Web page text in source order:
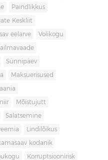
Paindlikkus
Keskliit
eelarve Volikogu
Sünnipäev
Maksuerisused
Mõistujutt
Salatsemine
Lindilõikus
kodanik
Korruptsioonirisk